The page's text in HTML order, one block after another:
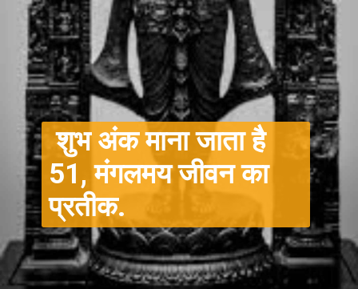
शुभ अंक माना जाता है
51, मंगलमय जीवन का
प्रतीक.